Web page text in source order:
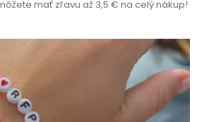
mať zľavu až 3,5 € na celý nákup!